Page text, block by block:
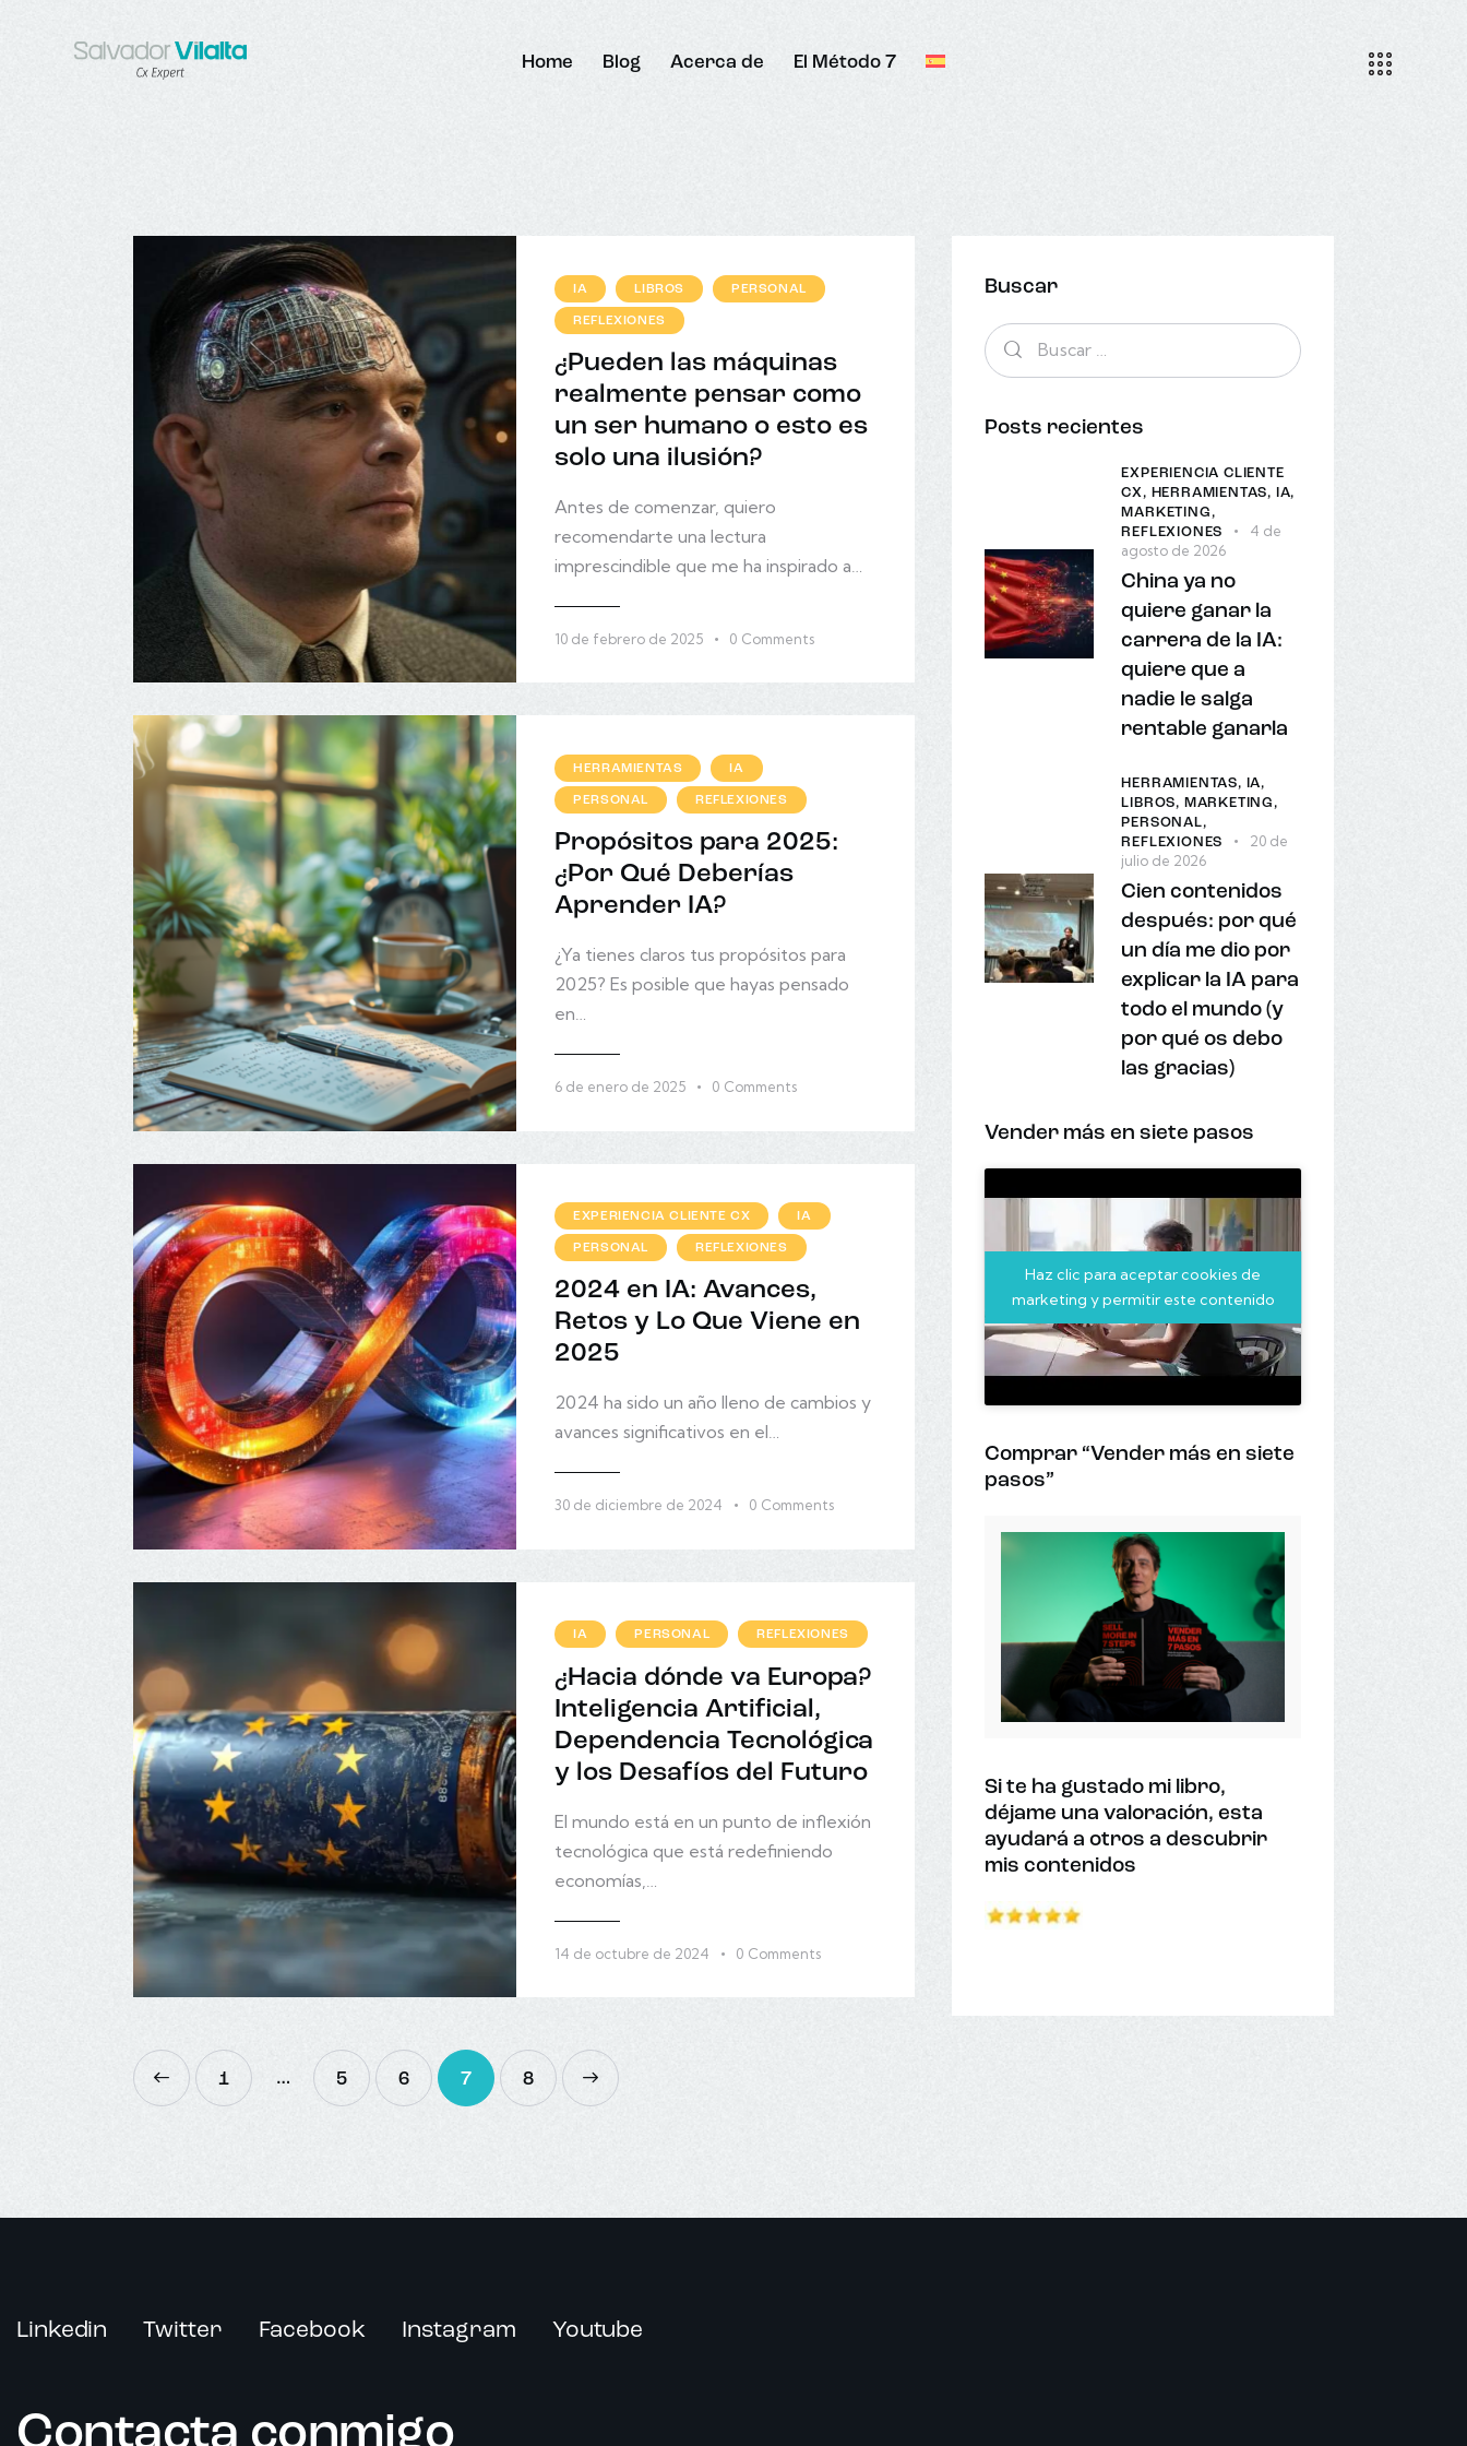
Home Blog Acerca de El Método 7
IA LIBROS PERSONAL
REFLEXIONES
¿Pueden las máquinas
realmente pensar como
un ser humano o esto es
solo una ilusión?
Antes de comenzar, quiero
recomendarte una lectura
imprescindible que me ha inspirado a…
10 de febrero de 2025 0 Comments
HERRAMIENTAS IA
PERSONAL REFLEXIONES
Propósitos para 2025:
¿Por Qué Deberías
Aprender IA?
¿Ya tienes claros tus propósitos para
2025? Es posible que hayas pensado
en…
6 de enero de 2025 0 Comments
EXPERIENCIA CLIENTE CX IA
PERSONAL REFLEXIONES
2024 en IA: Avances,
Retos y Lo Que Viene en
2025
2024 ha sido un año lleno de cambios y
avances significativos en el…
30 de diciembre de 2024 0 Comments
IA PERSONAL REFLEXIONES
¿Hacia dónde va Europa?
Inteligencia Artificial,
Dependencia Tecnológica
y los Desafíos del Futuro
El mundo está en un punto de inflexión
tecnológica que está redefiniendo
economías,…
14 de octubre de 2024 0 Comments
1 … 5 6 7 8
Buscar
Posts recientes
EXPERIENCIA CLIENTE
CX, HERRAMIENTAS,
IA,
MARKETING,
REFLEXIONES
4 de
agosto de 2026
China ya no
quiere ganar la
carrera de la IA:
quiere que a
nadie le salga
rentable ganarla
HERRAMIENTAS,
IA,
LIBROS, MARKETING,
PERSONAL,
REFLEXIONES
20 de
julio de 2026
Cien contenidos
después: por qué
un día me dio por
explicar la IA para
todo el mundo (y
por qué os debo
las gracias)
Vender más en siete pasos
Haz clic para aceptar cookies de
marketing y permitir este contenido
Comprar “Vender más en siete
pasos”
Si te ha gustado mi libro,
déjame una valoración, esta
ayudará a otros a descubrir
mis contenidos
Linkedin Twitter Facebook Instagram Youtube
Contacta conmigo